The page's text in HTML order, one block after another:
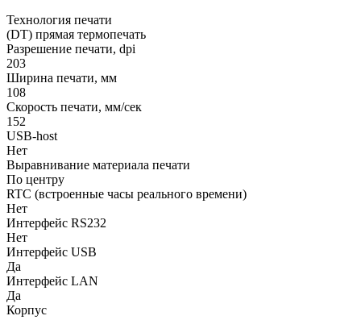
Технология печати
(DT) прямая термопечать
Разрешение печати, dpi
203
Ширина печати, мм
108
Скорость печати, мм/сек
152
USB-host
Нет
Выравнивание материала печати
По центру
RTC (встроенные часы реального времени)
Нет
Интерфейс RS232
Нет
Интерфейс USB
Да
Интерфейс LAN
Да
Корпус